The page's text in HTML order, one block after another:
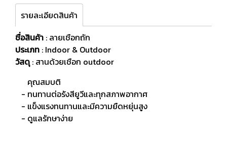
รายละเอียดสินค้า
ชื่อสินค้า : ลายเชือกถัก
ประเภท : Indoor & Outdoor
วัสดุ: สานด้วยเชือก outdoor
คุณสมบติ
- ทนทานต่อรังสียูวีและทุกสภาพอากาศ
- แข็งแรงทนทานและมีความยืดหยุ่นสูง
- ดูแลรักษาง่าย